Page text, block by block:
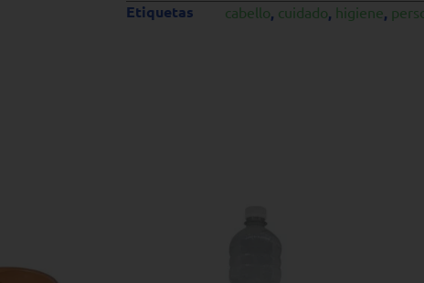
Etiquetas cabello, cuidado, higiene,